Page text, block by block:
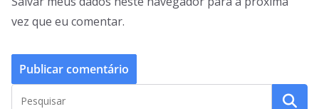
vez que eu comentar.